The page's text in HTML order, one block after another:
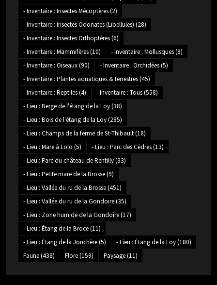
- Inventaire : Insectes Mécoptères(2)
- Inventaire : Insectes Odonates (Libellules) (28)
- Inventaire : Insectes Orthoptères(6)
- Inventaire : Mammifères(10) - Inventaire : Mollusques(8)
- Inventaire : Oiseaux(90) - Inventaire : Orchidées(5)
- Inventaire : Plantes aquatiques & terrestres(45)
- Inventaire : Reptiles(4) - Inventaire : Tous(558)
- Lieu : Berge de l'étang de la Loy(38)
- Lieu : Bois de l'étang de la Loy(285)
- Lieu : Champs de la ferme de St-Thibault(18)
- Lieu : Mare à Lolo (5) - Lieu : Parc des Cèdres(13)
- Lieu : Parc du château de Rentilly(33)
- Lieu : Petite mare de la Brosse(9)
- Lieu : Vallée du ru de la Brosse(451)
- Lieu : Vallée du ru de la Gondoire(35)
- Lieu : Zone humide de la Gondoire(17)
- Lieu : Étang de la Broce(11)
- Lieu : Étang de la Jonchère(5) - Lieu : Étang de la Loy(180)
Faune(438) Flore(159) Paysage(11)